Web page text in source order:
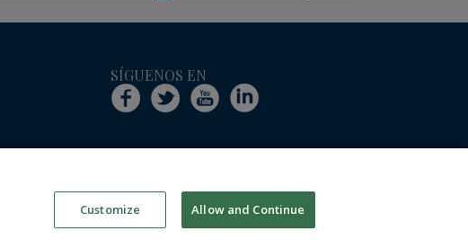
SÍGUENOS EN
similar technologies.
Customize Allow and Continue